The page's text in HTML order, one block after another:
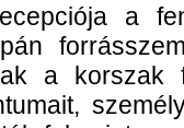
a
a korszak